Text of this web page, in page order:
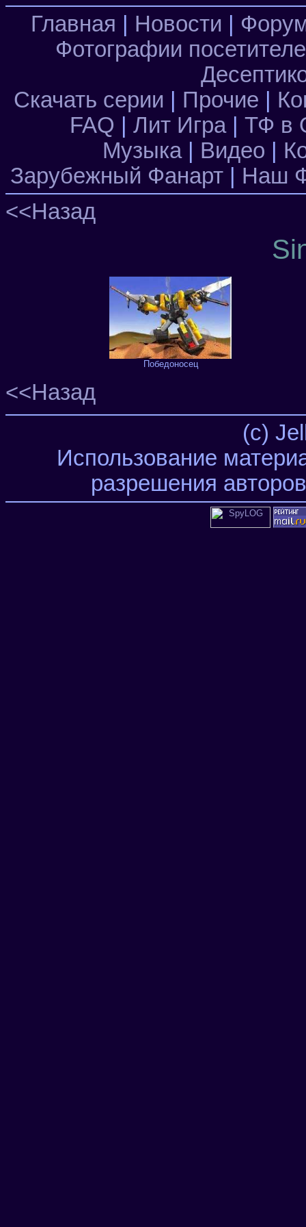
Главная Новости
Фотографии
Скачать серии
Прочие
FAQ
Лит Игра| ТФ в
Музыка| Видео
Зарубежный Фанарт
Наш
<<Назад
Победоносец
<<Назад
(c)
Использование
разрешения